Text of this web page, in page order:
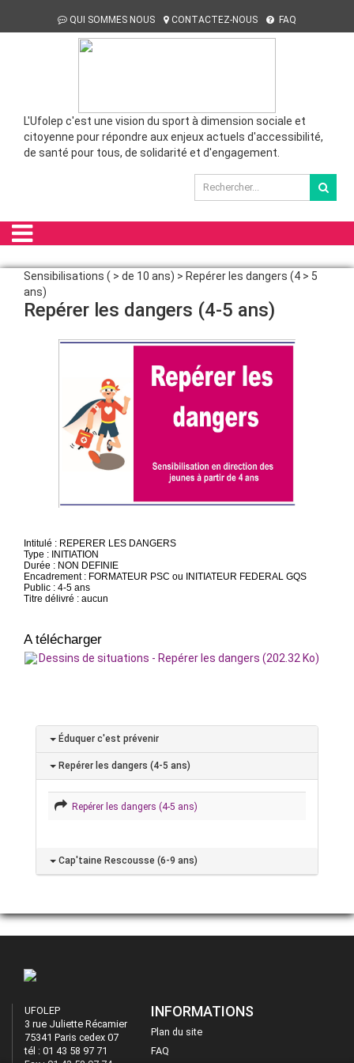
QUI SOMMES NOUS CONTACTEZ-NOUS FAQ
L'Ufolep c'est une vision du sport à dimension sociale et
citoyenne pour répondre aux enjeux actuels d'accessibilité,
de santé pour tous, de solidarité et d'engagement.
Sensibilisations ( > de 10 ans) > Repérer les dangers (4 > 5
ans)
Repérer les dangers (4-5 ans)
Intitulé : REPERER LES DANGERS
Type : INITIATION
Durée : NON DEFINIE
Encadrement : FORMATEUR PSC ou INITIATEUR FEDERAL GQS
Public : 4-5 ans
Titre délivré : aucun
A télécharger
Dessins de situations - Repérer les dangers (202.32 Ko)
Éduquer c'est prévenir
Repérer les dangers (4-5 ans)
Repérer les dangers (4-5 ans)
Cap'taine Rescousse (6-9 ans)
UFOLEP
3 rue Juliette Récamier
75341 Paris cedex 07
tél : 01 43 58 97 71
INFORMATIONS
Plan du site
FAQ